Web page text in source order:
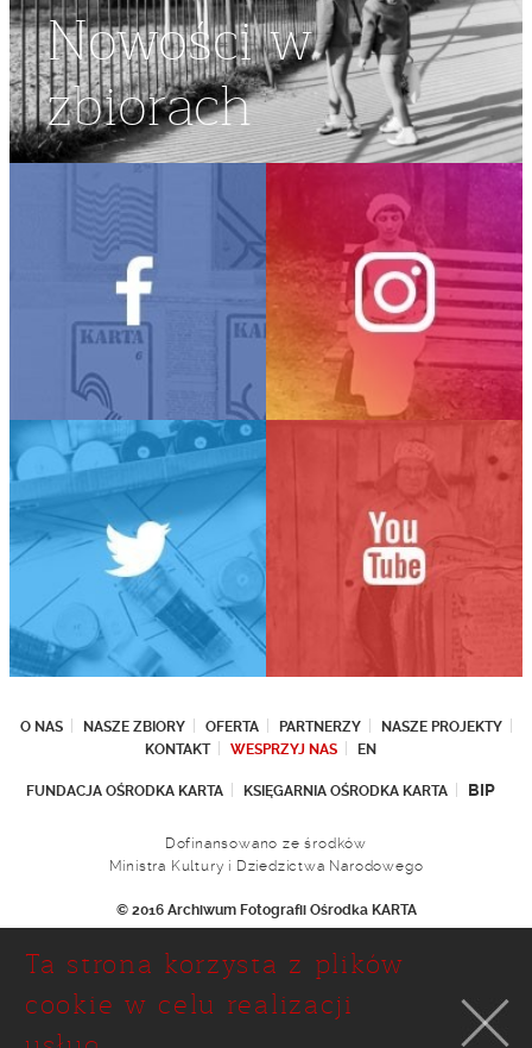
Nowości w
zbiorach
O NAS NASZE ZBIORY OFERTA PARTNERZY
NASZE PROJEKTY
KONTAKT
WESPRZYJ NAS EN
FUNDACJA OŚRODKA KARTA KSIĘGARNIA OŚRODKA KARTA BIP
Dofinansowano ze środków
Ministra Kultury i Dziedzictwa Narodowego
© 2016 Archiwum Fotografii Ośrodka KARTA
Ul. Narbutta 29
02-536 Warszawa
tel.: (+48 22) 646 36 90
Ta strona korzysta z plików
cookie w celu realizacji